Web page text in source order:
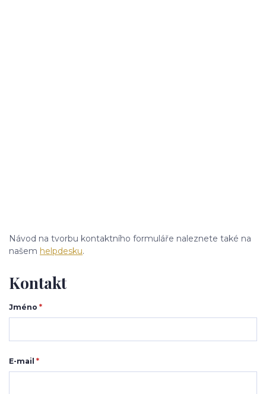
Návod na tvorbu kontaktního formuláře naleznete také na
našem helpdesku.
Kontakt
Jméno *
E-mail *